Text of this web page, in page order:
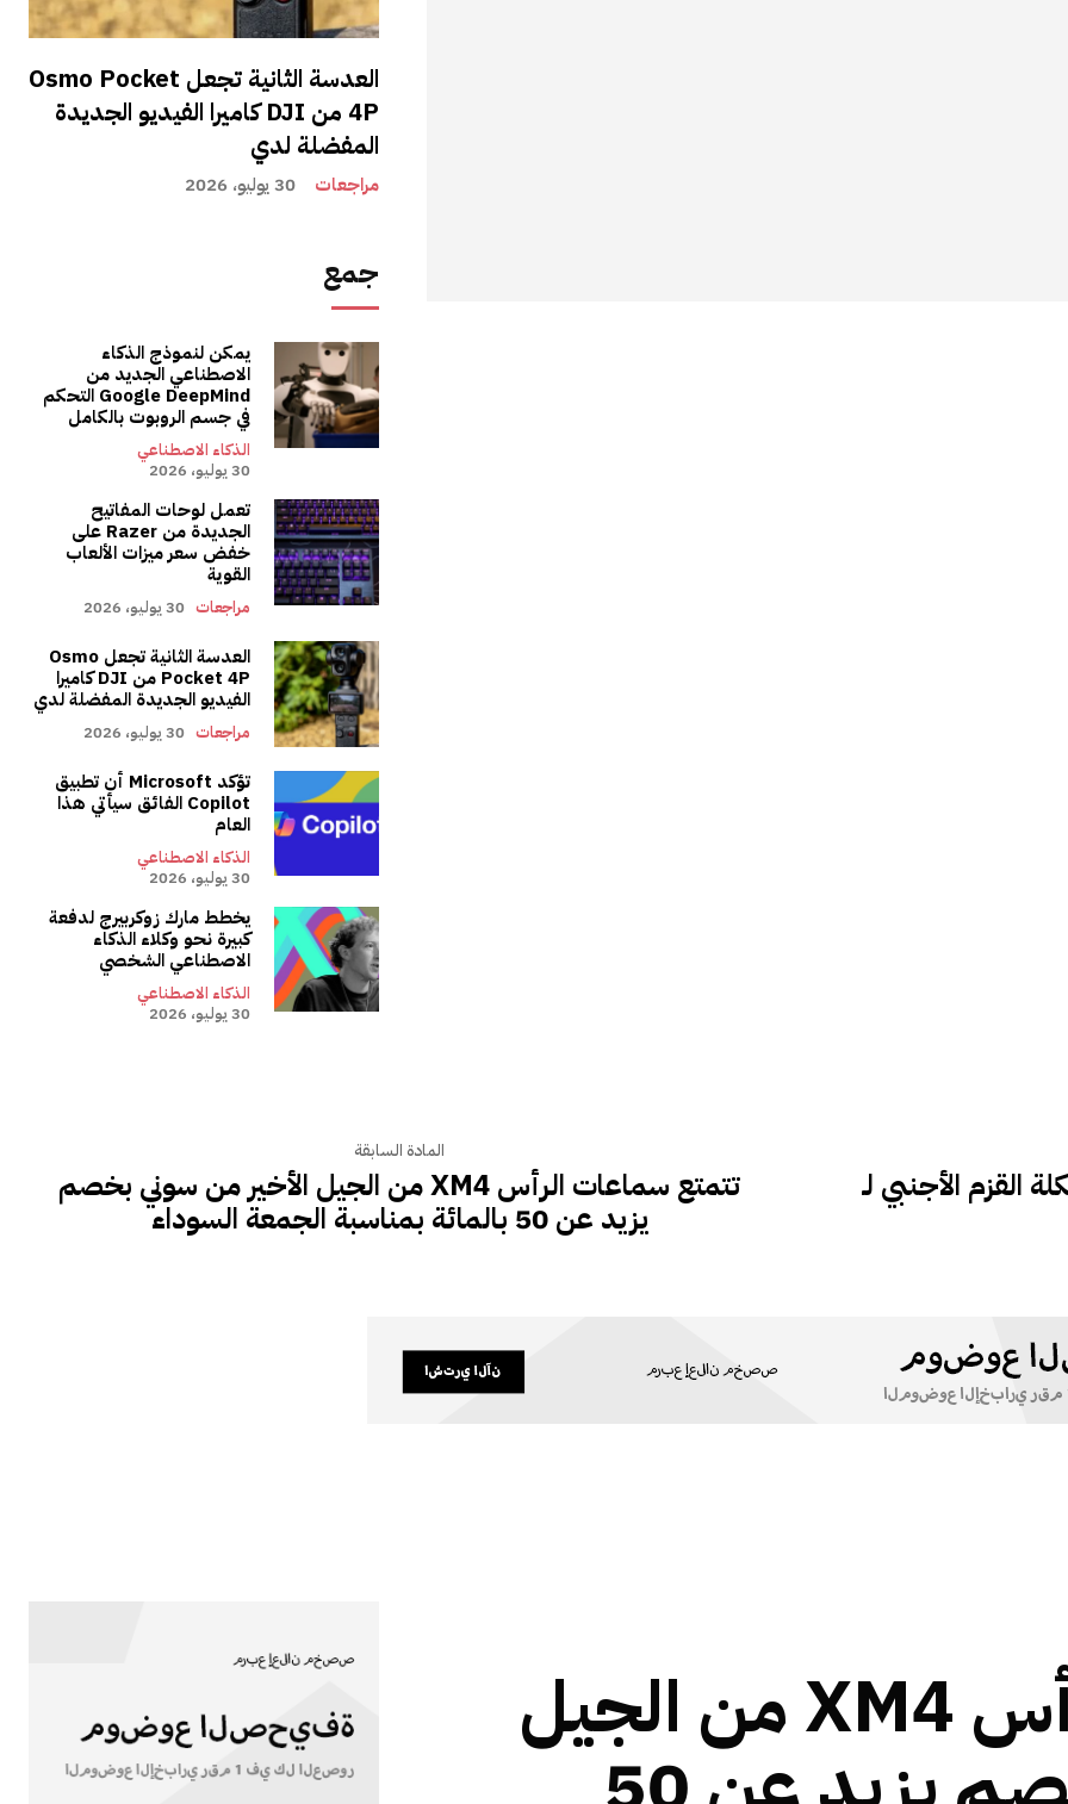
العدسة الثانية تجعل Osmo Pocket
4P من DJI كاميرا الفيديو الجديدة
المفضلة لدي
مراجعات 30 يوليو، 2026
جمع
يمكن لنموذج الذكاء
الاصطناعي الجديد من
Google DeepMind التحكم
في جسم الروبوت بالكامل
الذكاء الاصطناعي
30 يوليو، 2026
تعمل لوحات المفاتيح
الجديدة من Razer على
خفض سعر ميزات الألعاب
القوية
مراجعات 30 يوليو، 2026
العدسة الثانية تجعل Osmo
Pocket 4P من DJI كاميرا
الفيديو الجديدة المفضلة لدي
مراجعات 30 يوليو، 2026
تؤكد Microsoft أن تطبيق
Copilot الفائق سيأتي هذا
العام
الذكاء الاصطناعي
30 يوليو، 2026
يخطط مارك زوكربيرج لدفعة
كبيرة نحو وكلاء الذكاء
الاصطناعي الشخصي
الذكاء الاصطناعي
30 يوليو، 2026
المادة السابقة
تتمتع سماعات الرأس XM4 من الجيل الأخير من سوني بخصم
يزيد عن 50 بالمائة بمناسبة الجمعة السوداء
الأجنبي لـ